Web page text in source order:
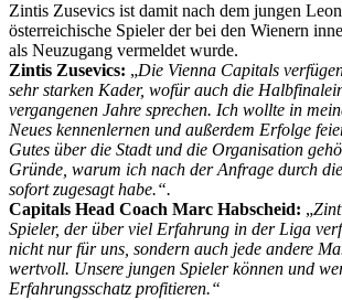
Zintis Zusevics ist damit nach dem jungen
österreichische Spieler der bei den Wienern
als Neuzugang vermeldet wurde.
Zintis Zusevics: „Die Vienna Capitals
sehr starken Kader, wofür auch die
vergangenen Jahre sprechen. Ich wollte in
Neues kennenlernen und außerdem Erfolge
Gutes über die Stadt und die Organisation
Gründe, warum ich nach der Anfrage durch
sofort zugesagt habe.“.
Capitals Head Coach Marc Habscheid: „
Spieler, der über viel Erfahrung in der Liga
nicht nur für uns, sondern auch jede andere
wertvoll. Unsere jungen Spieler können und
Erfahrungsschatz profitieren.“